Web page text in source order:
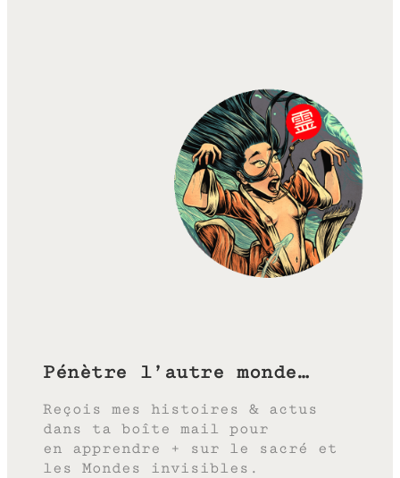
Pénètre l’autre monde…
Reçois mes histoires & actus
dans ta boîte mail pour
en apprendre + sur le sacré et
les Mondes invisibles.